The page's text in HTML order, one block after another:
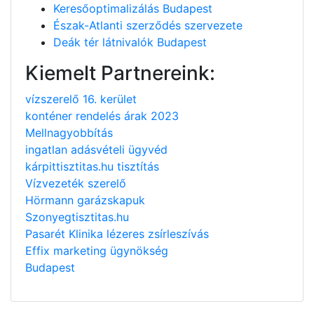
Keresőoptimalizálás Budapest
Észak-Atlanti szerződés szervezete
Deák tér látnivalók Budapest
Kiemelt Partnereink:
vízszerelő 16. kerület
konténer rendelés árak 2023
Mellnagyobbítás
ingatlan adásvételi ügyvéd
kárpittisztitas.hu tisztítás
Vízvezeték szerelő
Hörmann garázskapuk
Szonyegtisztitas.hu
Pasarét Klinika lézeres zsírleszívás
Effix marketing ügynökség
Budapest